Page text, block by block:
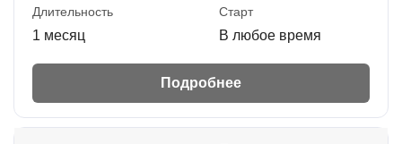
Длительность
1 месяц
Старт
В любое время
Подробнее